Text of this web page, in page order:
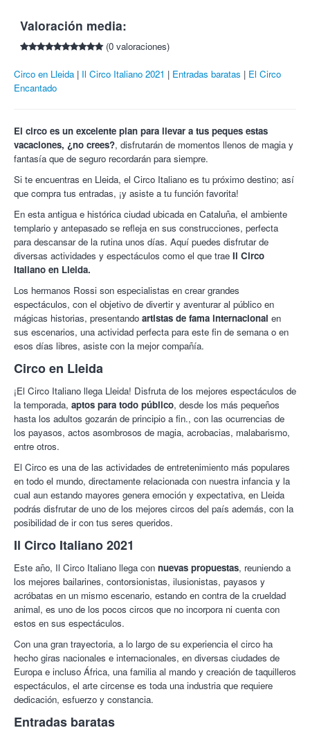
la fila 4 a la 9 por 12€.
Entrada para Il Circo Italiano en Zona Frontal de la 4 a la 9
por 16€.
por 19€.
insufla su gracia vibrante a toda la gran familia del circo,
alumbrando esta nueva creación cargada de emociones.
sombras, Bellísimo es un mundo etéreo, atmosférico, el
espectáculo deambula por los cielos y las tierras, por las luces y
sus sombras.
Mundos diversos, espacios insólitos llenos de figuras
fantásticas evolucionando de maneras imposibles y preciosas.
En el mundo de la luz tendremos a los inigualables Mendonça y
su triple mortal en el siempre espectacular trapecio “Grand
Volant”. Los alegres Paute y su inseparable compañero Capitano
siempre imprevistos, fundidos entre las risas del público nos
guían amablemente en esta aventura inolvidable.
Aros suspendidos, trapecios fugaces, saltos en el vacío,
equilibrios imposibles, magia, monociclos sorprendentes, fuerza
inigualable, patines velocísimos, vuelos bellísimos, contorsiones
El espíritu entusiasta que transmite BELLISIMO inundará tus
sentidos, espectáculo intenso para vivir y disfrutar en familia.
¡Con Colectivia todos unidos!
Recibirás la confirmación de tu compra mediante un correo
electrónico.
Este cupón no admite cambios, cancelaciones o
espectáculo.
Valoración media:
(0 valoraciones)
Circo en Lleida Il Circo Italiano 2021 Entradas baratas
El Circo
Encantado
El circo es un excelente plan para llevar a tus peques estas
vacaciones, ¿no crees?, disfrutarán de momentos llenos de magia y
fantasía que de seguro recordarán para siempre.
Si te encuentras en Lleida, el Circo Italiano es tu próximo destino; así
que compra tus entradas, ¡y asiste a tu función favorita!
En esta antigua e histórica ciudad ubicada en Cataluña, el ambiente
templario y antepasado se refleja en sus construcciones, perfecta
para descansar de la rutina unos días. Aquí puedes disfrutar de
diversas actividades y espectáculos como el que trae Il Circo
Italiano en Lleida.
Los hermanos Rossi son especialistas en crear grandes
espectáculos, con el objetivo de divertir y aventurar al público en
mágicas historias, presentando artistas de fama internacional en
sus escenarios, una actividad perfecta para este fin de semana o en
esos días libres, asiste con la mejor compañía.
Circo en Lleida
¡El Circo Italiano llega Lleida! Disfruta de los mejores espectáculos de
la temporada, aptos para todo público, desde los más pequeños
hasta los adultos gozarán de principio a fin., con las ocurrencias de
los payasos, actos asombrosos de magia, acrobacias, malabarismo,
entre otros.
El Circo es una de las actividades de entretenimiento más populares
en todo el mundo, directamente relacionada con nuestra infancia y la
cual aun estando mayores genera emoción y expectativa, en Lleida
podrás disfrutar de uno de los mejores circos del país además, con la
posibilidad de ir con tus seres queridos.
Il Circo Italiano 2021
Este año, Il Circo Italiano llega con nuevas propuestas, reuniendo a
los mejores bailarines, contorsionistas, ilusionistas, payasos y
acróbatas en un mismo escenario, estando en contra de la crueldad
animal, es uno de los pocos circos que no incorpora ni cuenta con
estos en sus espectáculos.
Con una gran trayectoria, a lo largo de su experiencia el circo ha
hecho giras nacionales e internacionales, en diversas ciudades de
Europa e incluso África, una familia al mando y creación de taquilleros
espectáculos, el arte circense es toda una industria que requiere
dedicación, esfuerzo y constancia.
Entradas baratas